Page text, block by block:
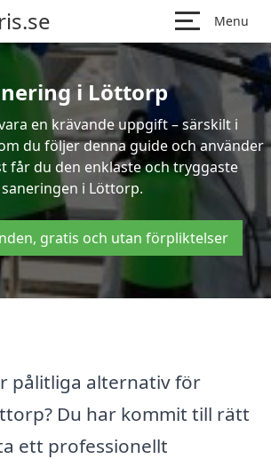
Menu
i Löttorp
en krävande uppgift – särskilt i
du följer denna guide och använder
får du den enklaste och tryggaste
saneringen i Löttorp.
gratis och utan förpliktelser
pålitliga alternativ för
Du har kommit till rätt
ett professionellt